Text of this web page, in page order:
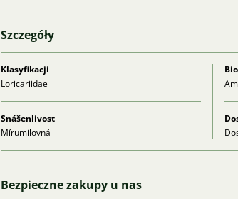
Szczegóły
Klasyfikacji
Loricariidae
Snášenlivost
Mírumilovná
Bezpieczne zakupy u nas